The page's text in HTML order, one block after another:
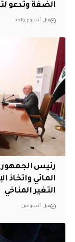
الضفة وتدعو
قبل أسبوع واحد
رئيس
المائي واتخاذ
التغير المناخي
قبل أسبوعين